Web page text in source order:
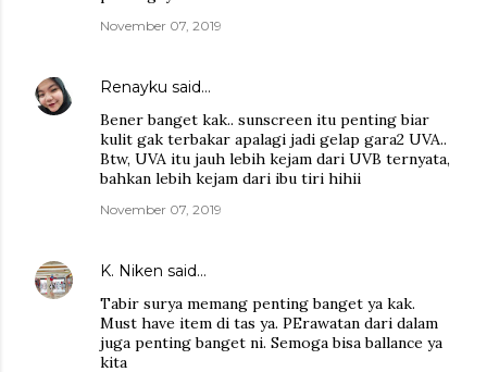
November 07, 2019
Renayku said…
Bener banget kak.. sunscreen itu penting biar
kulit gak terbakar apalagi jadi gelap gara2 UVA..
Btw, UVA itu jauh lebih kejam dari UVB ternyata,
bahkan lebih kejam dari ibu tiri hihii
November 07, 2019
K. Niken said…
Tabir surya memang penting banget ya kak.
Must have item di tas ya. PErawatan dari dalam
juga penting banget ni. Semoga bisa ballance ya
kita